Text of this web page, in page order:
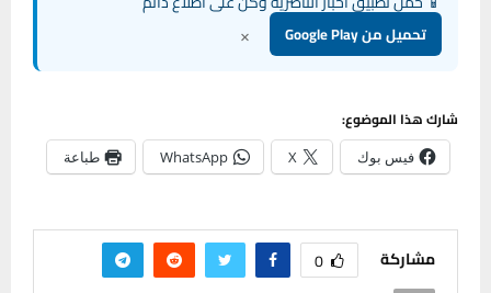
تحميل من Google Play ×
شارك هذا الموضوع:
فيس بوك X
WhatsApp طباعة
مشاركة 0